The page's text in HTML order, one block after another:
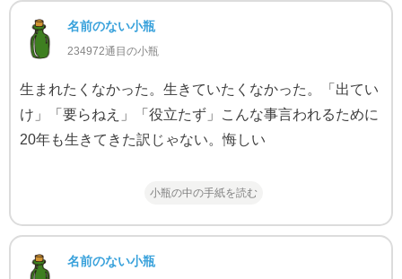
名前のない小瓶
234972通目の小瓶
生まれたくなかった。生きていたくなかった。「出てい
け」「要らねえ」「役立たず」こんな事言われるために
20年も生きてきた訳じゃない。悔しい
小瓶の中の手紙を読む
名前のない小瓶